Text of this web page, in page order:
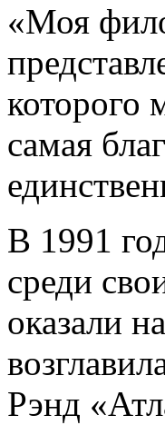
«Моя
которого
самая
В 1991
среди
оказали
Рэнд